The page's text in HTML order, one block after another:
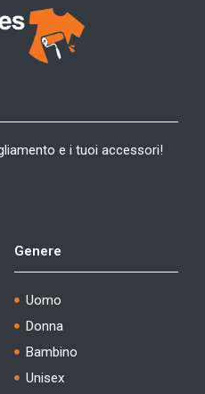
e i tuoi accessori!
Genere
Uomo
Donna
Bambino
Unisex